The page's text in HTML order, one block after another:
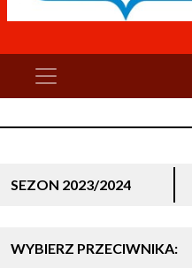
SEZON 2023/2024
WYBIERZ PRZECIWNIKA: